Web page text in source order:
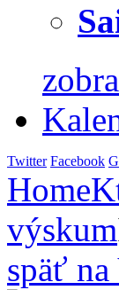
Twitter Facebook
Home
výskum
späť na